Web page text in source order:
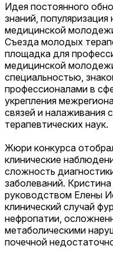
Идея постоянного
знаний,
медицинской
Съезда молодых
площадка для
медицинской
специальностью,
профессионалами в
укрепления
связей и налаживания
терапевтических наук.
Жюри конкурса
клинические
сложность
заболеваний.
руководством Елены
клинический случай
нефропатии,
метаболическими
почечной